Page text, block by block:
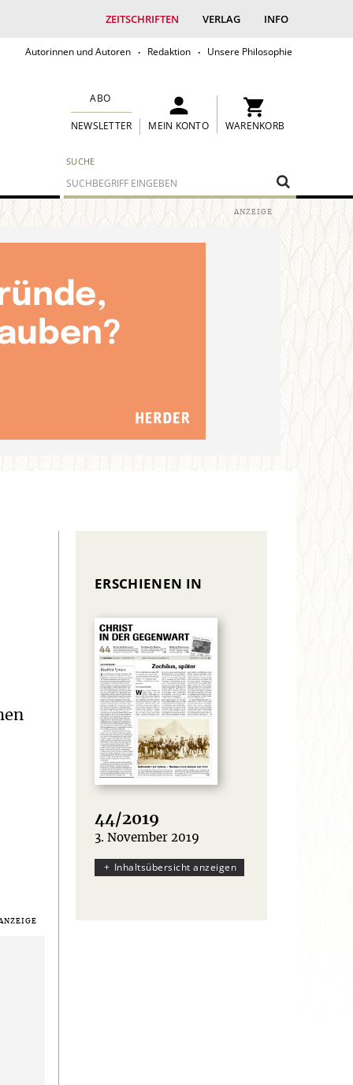
ZEITSCHRIFTEN VERLAG INFO
Autorinnen und Autoren Redaktion Unsere Philosophie
SUCHE
ABO
NEWSLETTER MEIN KONTO WARENKORB
ERSCHIENEN IN
44/2019
:
3. November 2019
Inhaltsübersicht anzeigen